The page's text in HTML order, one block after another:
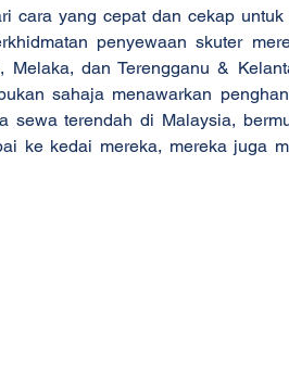
cara yang cepat dan cekap
penyewaan skuter
Melaka, dan Terengganu &
sahaja menawarkan
sewa terendah di Malaysia,
ke kedai mereka, mereka juga